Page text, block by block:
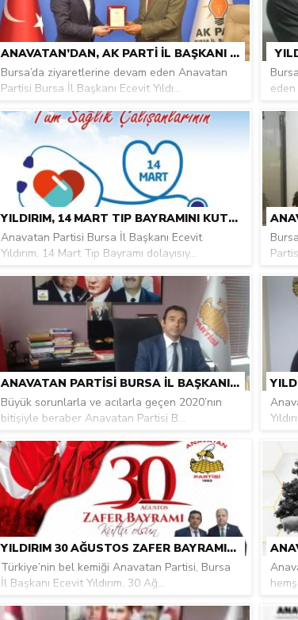
ANAVATAN’DAN, AK PARTI İL BAŞKANI DAVUT GÜRKAN’A ZIYARET
Bursa’da ziyaretlerine devam eden Anavatan
Partisi Bursa İl Başkanı Ecevit Yıldı...
YILDIRIM, 14 MART TIP BAYRAMINI KUTLADI
Anavatan Partisi Bursa İl Başkanı Ecevit
Yıldırım, 14 Mart Tıp Bayramı dolayısıy...
ANAVATAN PARTISI BURSA İL BAŞKANI ECEVIT YILDIRIM, YENI YIL MESAJI YAYINLADI.
Büyük sorunlarla ve acılarla geçen 2020’nın
bitişiyle beraber Anavatan Partisi B...
YILDIRIM 30 AĞUSTOS ZAFER BAYRAMINI KUTLADI.
Türkiye’nin bel kemiği Anavatan Partisi, Bursa
İl Başkanı Ecevit Yıldırım, 30 Ağ...